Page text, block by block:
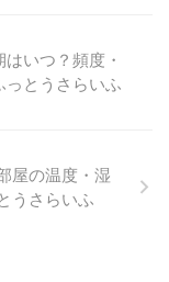
いつ？頻度・
とうさらいふ
屋の温度・湿
うさらいふ